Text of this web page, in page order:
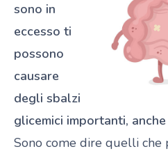
sono in
eccesso ti
possono
causare
degli sbalzi
glicemici importanti,
Sono come dire quelli